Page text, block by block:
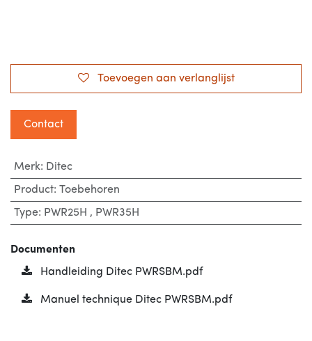
Toevoegen aan verlanglijst
Contact
Merk: Ditec
Product: Toebehoren
Type: PWR25H , PWR35H
Documenten
Handleiding Ditec PWRSBM.pdf
Manuel technique Ditec PWRSBM.pdf